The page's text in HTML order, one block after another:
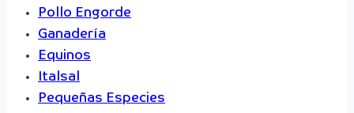
Pollo Engorde
Ganadería
Equinos
Italsal
Pequeñas Especies